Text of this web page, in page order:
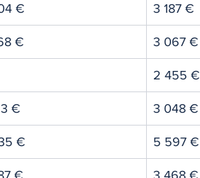
€ 3 187 €
€ 3 067 €
2 455 €
€ 3 048 €
€ 5 597 €
€ 3 468 €